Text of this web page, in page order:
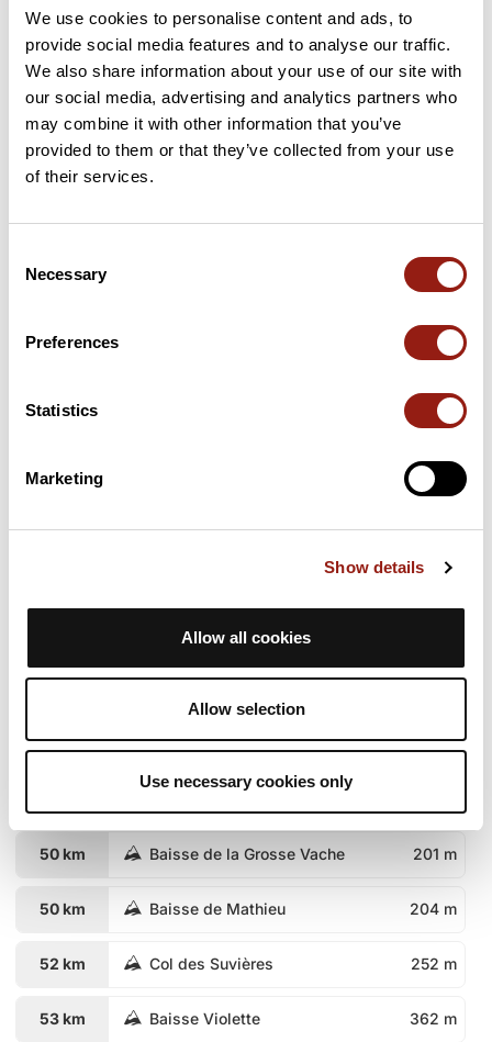
We use cookies to personalise content and ads, to
provide social media features and to analyse our traffic.
We also share information about your use of our site with
our social media, advertising and analytics partners who
may combine it with other information that you’ve
provided to them or that they’ve collected from your use
of their services.
Selection
Necessary
Preferences
Statistics
Marketing
Show details
Allow all cookies
Allow selection
Use necessary cookies only
28 km Baisse de la Croix de Mourrefrey
33 km Baisse des Crapauds
270 m
39 km 323 m
41 km 241 m
303 m
Col des Suvières
48 km Baisse de la Grosse Vache 201 m
50 km Baisse de la Grosse Vache 201 m
50 km Baisse de Mathieu 204 m
52 km Col des Suvières 252 m
53 km Baisse Violette 362 m